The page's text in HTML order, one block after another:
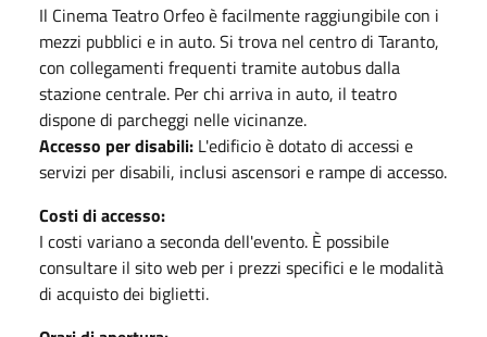
Il Cinema Teatro Orfeo è facilmente raggiungibile con i
mezzi pubblici e in auto. Si trova nel centro di Taranto,
con collegamenti frequenti tramite autobus dalla
stazione centrale. Per chi arriva in auto, il teatro
dispone di parcheggi nelle vicinanze.
Accesso per disabili: L'edificio è dotato di accessi e
servizi per disabili, inclusi ascensori e rampe di accesso.
Costi di accesso:
I costi variano a seconda dell'evento. È possibile
consultare il sito web per i prezzi specifici e le modalità
di acquisto dei biglietti.